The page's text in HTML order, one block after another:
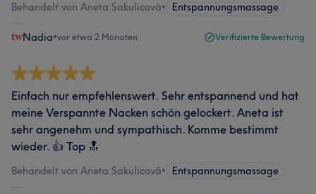
Behandelt von Aneta Sakulicová• Entspannungsmassage
Nadia•vor etwa 2 Monaten Verifizierte Bewertung
Einfach nur empfehlenswert. Sehr entspannend und hat
meine Verspannte Nacken schön gelockert. Aneta ist
sehr angenehm und sympathisch. Komme bestimmt
wieder. 👍 Top 🔝
Behandelt von Aneta Sakulicová• Entspannungsmassage